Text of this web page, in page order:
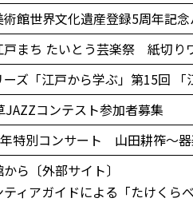
術館世界文化遺産登録5周年記
まち たいとう芸楽祭 紙切り
ズ「江戸から学ぶ」第15回 「
JAZZコンテスト参加者募集
特別コンサート 山田耕筰～器
ら〔外部サイト〕
ィアガイドによる「たけくら